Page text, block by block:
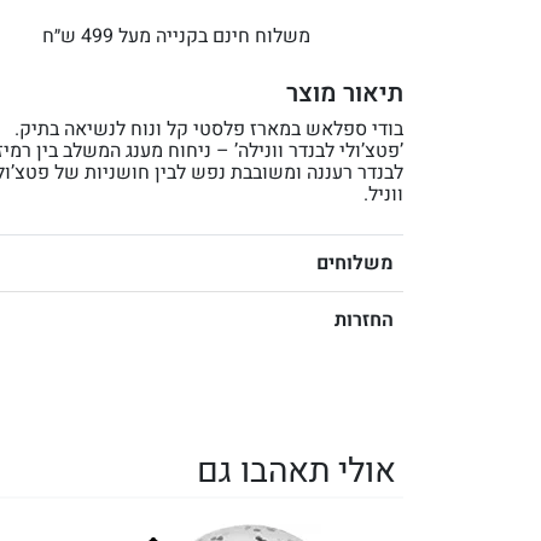
משלוח חינם בקנייה מעל 499 ש״ח
תיאור מוצר
בודי ספלאש במארז פלסטי קל ונוח לנשיאה בתיק.
’פטצ’ולי לבנדר וונילה’ – ניחוח מענג המשלב בין
לבנדר רעננה ומשובבת נפש לבין חושניות של
ווניל.
משלוחים
החזרות
אולי תאהבו גם